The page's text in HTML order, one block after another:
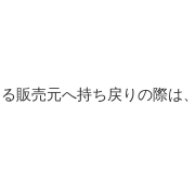
販売元へ持ち戻りの際